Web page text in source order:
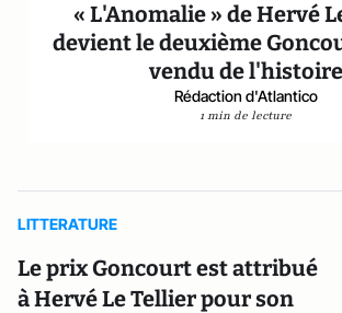
« L'Anomalie » de Hervé
devient le deuxième
vendu de l'histoire
Rédaction d'Atlantico
1 min de lecture
LITTERATURE
Le prix Goncourt est attribué
à Hervé Le Tellier pour son